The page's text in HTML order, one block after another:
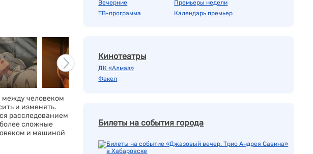
между человеком
и изменять.
расследованием
сложные
и машиной
Вечерние
ТВ-программа
Премьеры недели
Календарь премьер
Кинотеатры
ДК «Алмаз»
Факел
Билеты на события города